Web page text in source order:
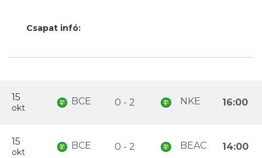
Csapat infó:
15
okt
BCE 0 - 2 NKE 16:00
15
okt
BCE 0 - 2 BEAC 14:00